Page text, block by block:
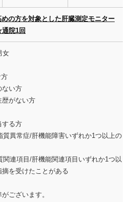
の方を対象とした肝臓測定モニター
院1回
女
方
ない方
歴がない方
する方
質異常症/肝機能障害いずれか1つ以上の
関連項目/肝機能関連項目いずれか1つ以
を受けたことがある
ございます。